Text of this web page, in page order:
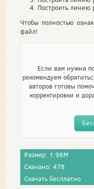
Построить линию
Чтобы полностью
файл!
Если вам нужна
рекомендуем
авторов готовы
корректировки и
Размер: 1.96M
Скачано: 478
Скачать бесплатно